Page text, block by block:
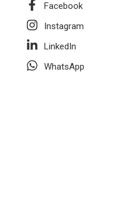
Facebook
Instagram
LinkedIn
WhatsApp